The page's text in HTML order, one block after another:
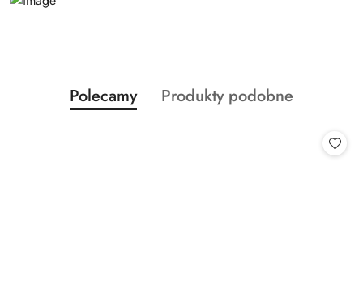
Pomiń karuzelę produktów
Produkty
o
Polecamy
Produkty
Produkty podobne